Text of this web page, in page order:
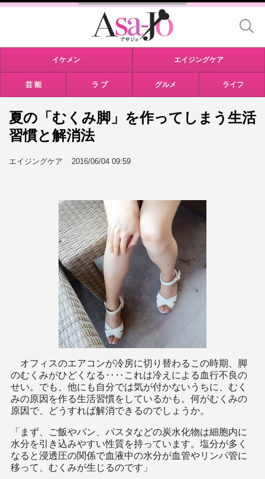
イケメン エイジングケア
芸 能 ラ ブ グルメ ライフ
夏の「むくみ脚」を作ってしまう生活
習慣と解消法
エイジングケア 2016/06/04 09:59
オフィスのエアコンが冷房に切り替わるこの時期、脚
のむくみがひどくなる‥‥これは冷えによる血行不良の
せい。でも、他にも自分では気が付かないうちに、むく
みの原因を作る生活習慣をしているかも。何がむくみの
原因で、どうすれば解消できるのでしょうか。
「まず、ご飯やパン、パスタなどの炭水化物は細胞内に
水分を引き込みやすい性質を持っています。塩分が多く
なると浸透圧の関係で血液中の水分が血管やリンパ管に
移って、むくみが生じるのです」